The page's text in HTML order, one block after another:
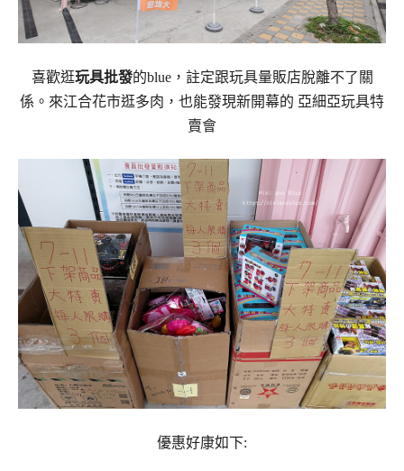
喜歡逛玩具批發的blue，註定跟玩具量販店脫離不了關
係。來江合花市逛多肉，也能發現新開幕的 亞細亞玩具特
賣會
優惠好康如下: